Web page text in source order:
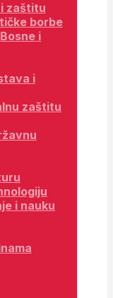
zaštitu
borbe
i
i
zaštitu
i nauku